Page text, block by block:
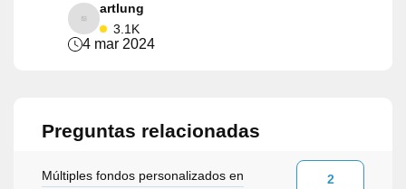
artlung
3.1K
4 mar 2024
Preguntas relacionadas
Múltiples fondos personalizados en
2